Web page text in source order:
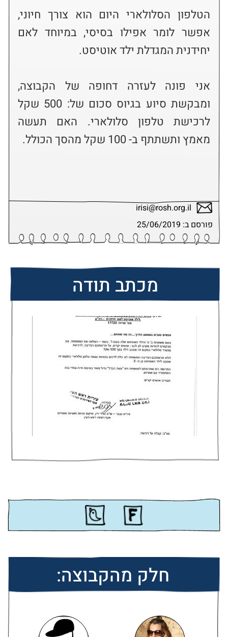
חלק מהקבוצה:
הטלפון הסלולארי היום הוא צורך חיוני,
אפשר לומר אפילו בסיסי, במיוחד לאם
אני פונה לעזרה דחופה של הקבוצה,
ומבקשת סיוע בגיוס סכום של: 500 שקל
לרכישת טלפון סלולארי. האם תעשה
irisi@rosh.org.il
פורסם ב: 25/06/2019
מכתב תודה